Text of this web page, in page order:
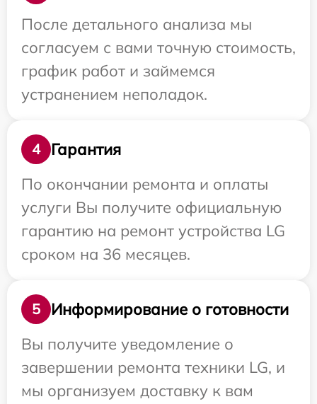
После детального анализа мы
согласуем с вами точную стоимость,
график работ и займемся
устранением неполадок.
4
Гарантия
По окончании ремонта и оплаты
услуги Вы получите официальную
гарантию на ремонт устройства LG
сроком на 36 месяцев.
5
Информирование о готовности
Вы получите уведомление о
завершении ремонта техники LG, и
мы организуем доставку к вам